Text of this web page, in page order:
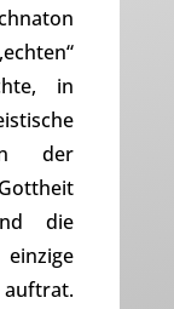
in
der
die